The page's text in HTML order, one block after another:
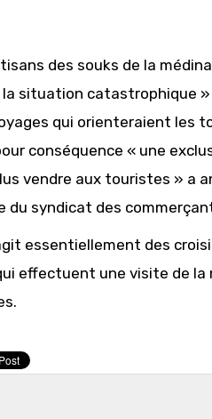
des souks de la
situation catastrophique
qui orienteraient les
conséquence « une
vendre aux touristes » a
du syndicat des
essentiellement des
effectuent une visite de la